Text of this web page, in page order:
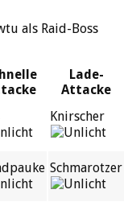
als Raid-Boss
Lade-
Attacke
Knirscher
Schmarotzer